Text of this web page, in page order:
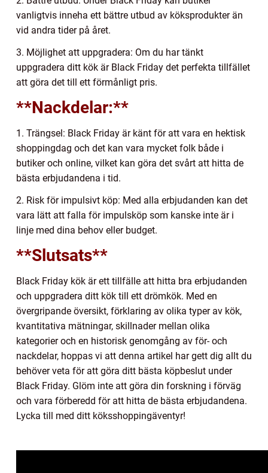
vanligtvis inneha ett bättre utbud av köksprodukter än
vid andra tider på året.
3. Möjlighet att uppgradera: Om du har tänkt
uppgradera ditt kök är Black Friday det perfekta tillfället
att göra det till ett förmånligt pris.
**Nackdelar:**
1. Trängsel: Black Friday är känt för att vara en hektisk
shoppingdag och det kan vara mycket folk både i
butiker och online, vilket kan göra det svårt att hitta de
bästa erbjudandena i tid.
2. Risk för impulsivt köp: Med alla erbjudanden kan det
vara lätt att falla för impulsköp som kanske inte är i
linje med dina behov eller budget.
**Slutsats**
Black Friday kök är ett tillfälle att hitta bra erbjudanden
och uppgradera ditt kök till ett drömkök. Med en
övergripande översikt, förklaring av olika typer av kök,
kvantitativa mätningar, skillnader mellan olika
kategorier och en historisk genomgång av för- och
nackdelar, hoppas vi att denna artikel har gett dig allt du
behöver veta för att göra ditt bästa köpbeslut under
Black Friday. Glöm inte att göra din forskning i förväg
och vara förberedd för att hitta de bästa erbjudandena.
Lycka till med ditt köksshoppingäventyr!